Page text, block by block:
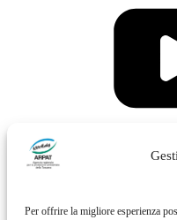
Per offrire la migliore esperienza
Vai al profilo Issuu di